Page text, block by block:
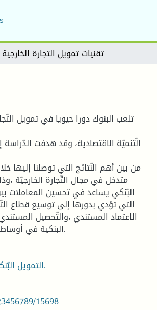
تقنيات تمويل التجارة الخارجية
تلعب البنوك دورا حيويا في تمويل
الّتنميّة الاقتصادية، وقد هدفت الدّراسة
من بين أهم النّتائج التي توصلنا إليها
متدخل في مجال التّجارة الخارجيّة
البّنكي يساعد في تحسين المعاملات
التي تؤدي بدورها إلى توسيع قطاع
الاعتماد المستندي ،والتّحصيل
البنكية في أوساط المتعاملين في مجال التّجارة الخارجيّة.
التمويل البّنكي –التّجارة الخارجيّة - التّقنيات البنكية.
15698